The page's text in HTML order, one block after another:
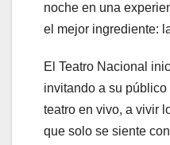
noche en una
el mejor ingrediente:
El Teatro Nacional
invitando a su público
teatro en vivo, a vivir
que solo se siente